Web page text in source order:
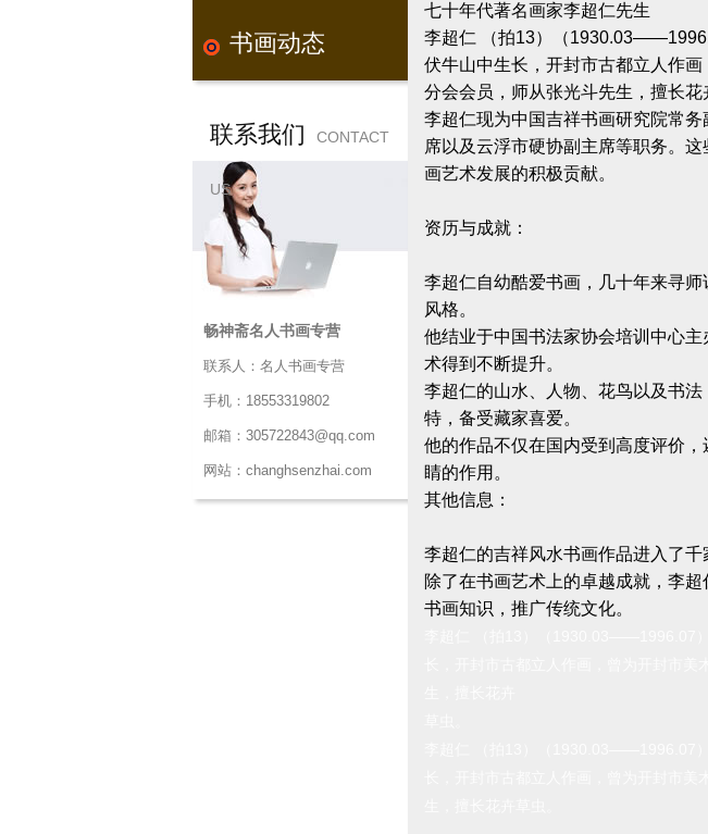
书画动态
联系我们 CONTACT
US
畅神斋名人书画专营
联系人：名人书画专营
手机：18553319802
邮箱：305722843@qq.com
网站：changhsenzhai.com
七十年代著名画家李超仁先生
李超仁 （拍13）（
伏牛山中生长，开封市古都立人作
分会会员，师从张光斗先生，擅长花
李超仁现为中国吉祥书画研究院常
席以及云浮市硬协副主席等职务。
画艺术发展的积极贡献。
‌资历与成就‌：
李超仁自幼酷爱书画，几十年来寻
风格。
他结业于中国书法家协会培训中心
术得到不断提升。
李超仁的山水、人物、花鸟以及书
特，备受藏家喜爱。
他的作品不仅在国内受到高度评价
睛的作用。
‌其他信息‌：
李超仁的吉祥风水书画作品进入了
除了在书画艺术上的卓越成就，李
书画知识，推广传统文化。